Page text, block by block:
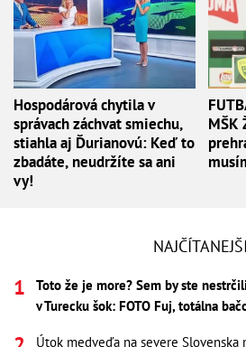
Hospodárová chytila v
správach záchvat smiechu,
stiahla aj Ďurianovú: Keď to
zbadáte, neudržíte sa ani
vy!
MŠK
Toto že je more? Sem by ste
v Turecku šok: FOTO Fuj, totálna
Útok medveďa na severe Slovenska